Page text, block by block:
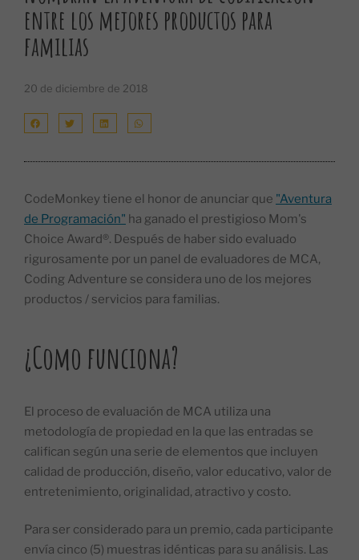
entre los mejores productos para
familias
20 de diciembre de 2018
CodeMonkey tiene el honor de anunciar que "Aventura
de Programación" ha ganado el prestigioso Mom's
Choice Award®. Después de haber sido evaluado
rigurosamente por un panel de evaluadores de MCA,
Coding Adventure se considera uno de los mejores
productos / servicios para familias.
¿Como funciona?
El proceso de evaluación de MCA utiliza una
metodología de propiedad en la que las entradas se
califican según una serie de elementos que incluyen
calidad de producción, diseño, valor educativo, valor de
entretenimiento, originalidad, atractivo y costo.
Para ser considerado para un premio, cada participante
envía cinco (5) muestras idénticas para su análisis. Las